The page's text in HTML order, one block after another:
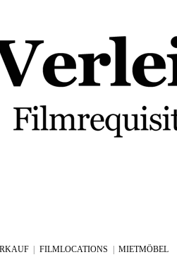
|FILMLOCATIONS |MIETMÖBEL